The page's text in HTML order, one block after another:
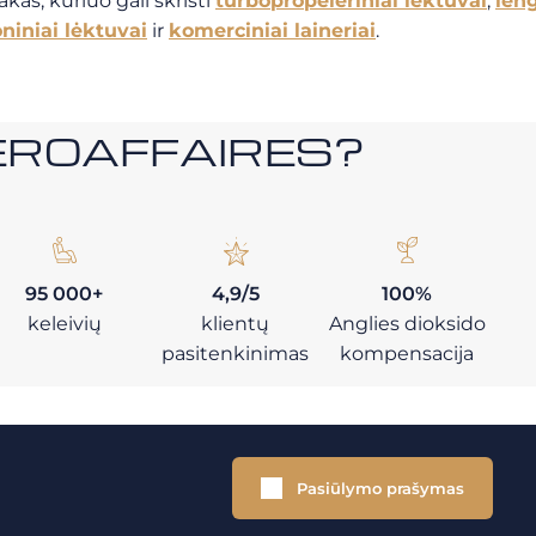
lėktuvai ir komerciniai laineriai.
95 000+
keleivių
4,9/5
klientų
pasitenkinimas
100%
Anglies dioksido
kompensacija
Pasiūlymo prašymas